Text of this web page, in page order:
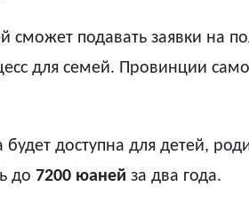
сможет подавать заявки на
для семей. Провинции
доступна для детей,
до 7200 юаней за два года.